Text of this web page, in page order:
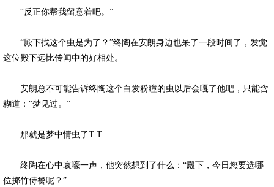
“反正你帮我留意着吧。”
“殿下找这个虫是为了？”终陶在安朗身边也呆了一段时间了，发觉
这位殿下远比传闻中的好相处。
安朗总不可能告诉终陶这个白发粉瞳的虫以后会嘎了他吧，只能含
糊道：“梦见过。”
那就是梦中情虫了T T
终陶在心中哀嚎一声，他突然想到了什么：“殿下，今日您要选哪
位掷竹侍餐呢？”